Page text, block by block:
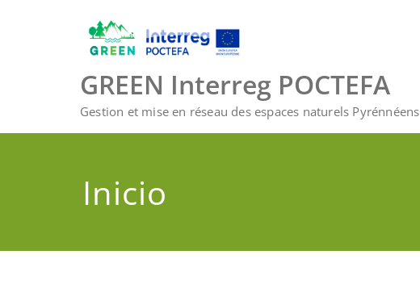
GREEN Interreg POCTEFA
Gestion et mise en réseau des espaces naturels Pyrénnéens
Inicio